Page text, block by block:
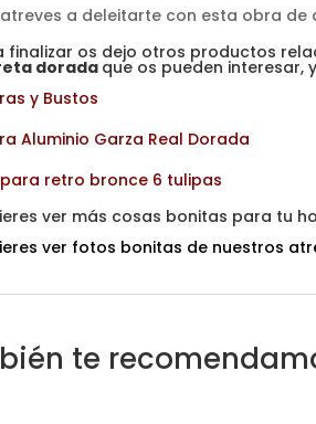
atreves a deleitarte con esta obra de
finalizar os dejo otros productos
dorada que os pueden interesar,
y Bustos
Aluminio Garza Real Dorada
retro bronce 6 tulipas
ver más cosas bonitas para tu
ver fotos bonitas de nuestros
te